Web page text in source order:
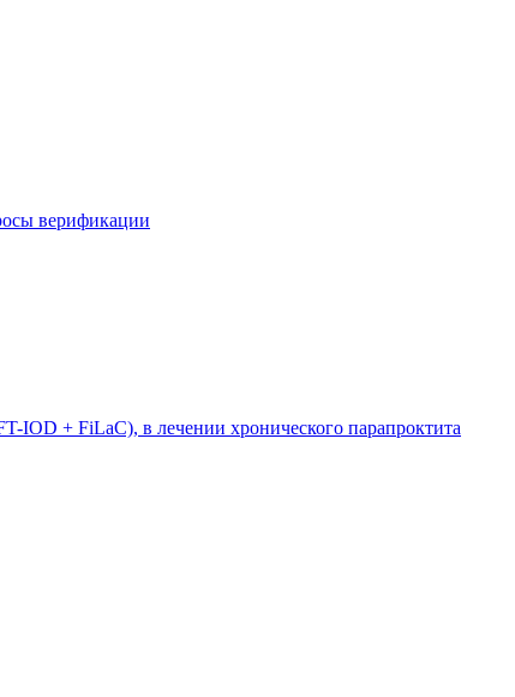
верификации
IOD + FiLaC), в лечении хронического парапроктита